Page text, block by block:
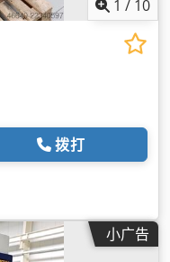
1 / 10
拨打
小广告